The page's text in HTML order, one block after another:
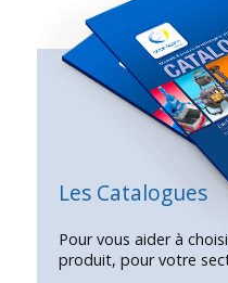
Les Catalogues
Pour vous aider à
produit, pour votre